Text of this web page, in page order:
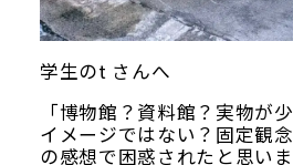
学生のt さんへ
「博物館？資料館？実物が
イメージではない？固定観
の感想で困惑されたと思いま